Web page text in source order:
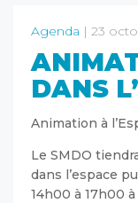
Agenda | 23
DANS
Animation à
Le SMDO
dans l’espace
14h00 à 17h00